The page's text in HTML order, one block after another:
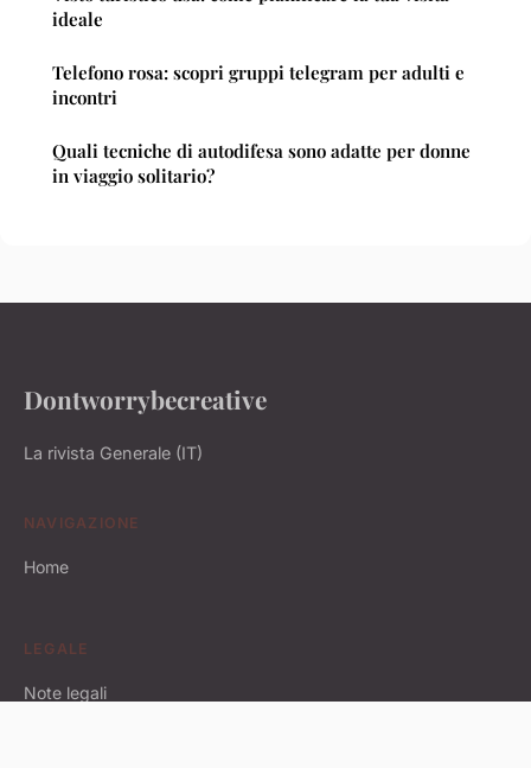
ideale
Telefono rosa: scopri gruppi telegram per adulti e
incontri
Quali tecniche di autodifesa sono adatte per donne
in viaggio solitario?
Dontworrybecreative
La rivista Generale (IT)
NAVIGAZIONE
Home
LEGALE
Note legali